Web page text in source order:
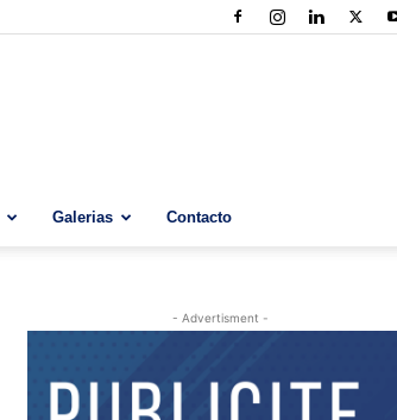
Galerias Contacto
- Advertisment -